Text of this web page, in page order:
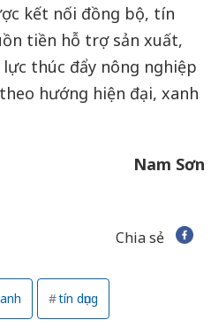
kết nối đồng bộ, tín
tiền hỗ trợ sản xuất,
thúc đẩy nông nghiệp
hướng hiện đại, xanh
Nam Sơn
Chia sẻ
tín dụng